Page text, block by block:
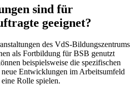
sind für
geeignet?
des VdS-Bildungszentrums
als Fortbildung für BSB genutzt
beispielsweise die spezifischen
Entwicklungen im Arbeitsumfeld
Rolle spielen.